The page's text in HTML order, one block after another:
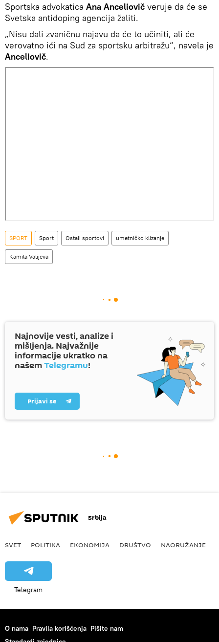
Sportska advokatica Ana Anceliovič veruje da će se
Svetska antidoping agencija žaliti.
„Nisu dali zvaničnu najavu da će to učiniti, ali će
verovatno ići na Sud za sportsku arbitražu“, navela je
Anceliovič.
SPORT Sport Ostali sportovi umetničko klizanje
Kamila Valijeva
Najnovije vesti, analize i
mišljenja. Najvažnije
informacije ukratko na
našemTelegramu!
Prijavi se
Srbija
SVET POLITIKA EKONOMIJA DRUŠTVO NAORUŽANJE
Telegram
O nama Pravila korišćenja Pišite nam